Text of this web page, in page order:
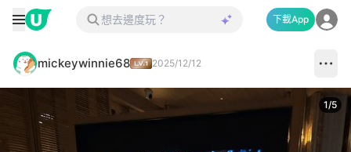
下載App
mickeywinnie68 2025/12/12
1/5